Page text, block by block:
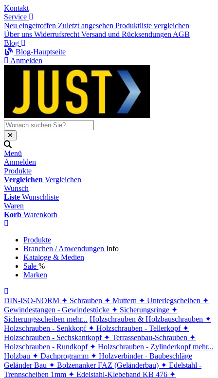
Kontakt
Service
Neu eingetroffen Zuletzt angesehen Produktliste vergleichen
Über uns Widerrufsrecht Versand und Rücksendungen AGB
Blog
Blog-Hauptseite
Anmelden
Menü
Anmelden
Produkte
Vergleichen Vergleichen
Wunsch
Liste Wunschliste
Waren
Korb Warenkorb
Produkte
Branchen / Anwendungen Info
Kataloge & Medien
Sale %
Marken
DIN-ISO-NORM ✦ Schrauben ✦ Muttern ✦ Unterlegscheiben ✦
Gewindestangen - Gewindestücke ✦ Sicherungsringe ✦
Sicherungsscheiben mehr... Holzschrauben & Holzbauschrauben ✦
Holzschrauben - Senkkopf ✦ Holzschrauben - Tellerkopf ✦
Holzschrauben - Sechskantkopf ✦ Terrassenbau-Schrauben ✦
Holzschrauben - Rundkopf ✦ Holzschrauben - Zylinderkopf mehr...
Holzbau ✦ Dachprogramm ✦ Holzverbinder - Baubeschläge
Geländer Bau ✦ Bolzenanker FAZ (Geländerbau) ✦ Edelstahl -
Trennscheiben 1mm ✦ Edelstahl-Klebeband KB 476 ✦